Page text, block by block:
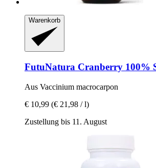
Warenkorb
FutuNatura Cranberry 100%
Aus Vaccinium macrocarpon
€ 10,99 (€ 21,98 / l)
Zustellung bis 11. August